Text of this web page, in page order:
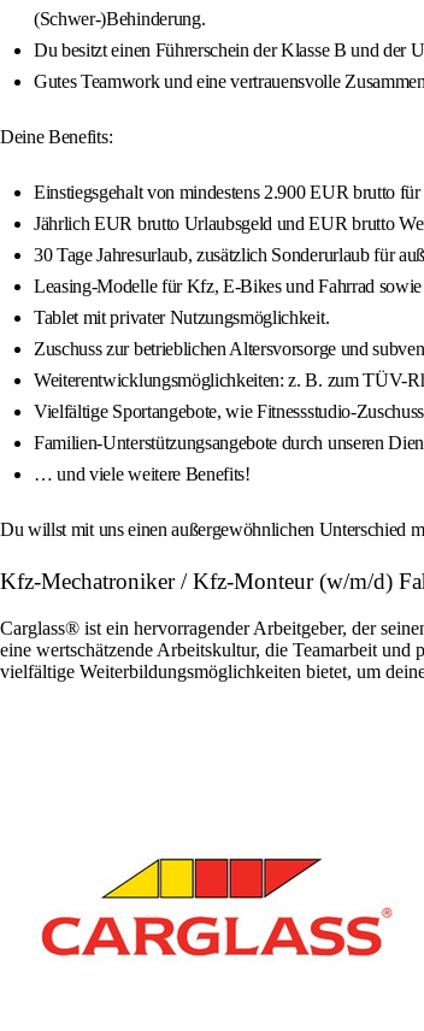
(Schwer-)Behinderung.
Du besitzt einen Führerschein der Klasse B und der
Gutes Teamwork und eine vertrauensvolle
Deine Benefits:
Einstiegsgehalt von mindestens 2.900 EUR brutto
Jährlich EUR brutto Urlaubsgeld und EUR brutto
30 Tage Jahresurlaub, zusätzlich Sonderurlaub für
Leasing-Modelle für Kfz, E-Bikes und Fahrrad sowie
Tablet mit privater Nutzungsmöglichkeit.
Zuschuss zur betrieblichen Altersvorsorge und
Weiterentwicklungsmöglichkeiten: z. B. zum TÜV-
Vielfältige Sportangebote, wie Fitnessstudio-
Familien-Unterstützungsangebote durch unseren
… und viele weitere Benefits!
Du willst mit uns einen außergewöhnlichen Unterschied
Kfz-Mechatroniker / Kfz-Monteur (w/m/d)
Carglass® ist ein hervorragender Arbeitgeber, der
eine wertschätzende Arbeitskultur, die Teamarbeit
vielfältige Weiterbildungsmöglichkeiten bietet, um